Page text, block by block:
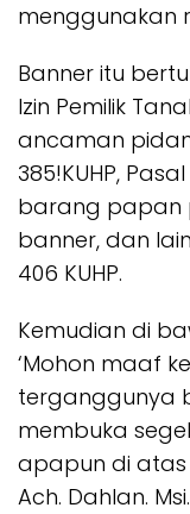
menggunakan
Banner itu
Izin Pemilik
ancaman
385!KUHP,
barang papan
banner, dan
406 KUHP.
Kemudian di
‘Mohon maaf
terganggunya
membuka
apapun di atas
Ach. Dahlan. Msi.